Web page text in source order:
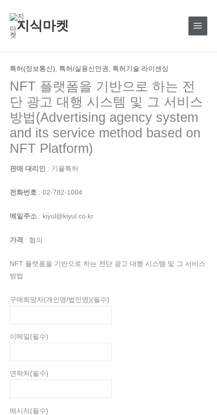
건
지식마켓
특허(정보통신), 특허/실용신안권 , 특허기술 라이센싱
NFT 플랫폼을 기반으로 하는 전
단 광고 대행 시스템 및 그 서비스
방법(Advertising agency system
and its service method based on
NFT Platform)
판매 대리인 : 기율특허
전화번호 : 02-782-1004
메일주소 : kiyul@kiyul.co.kr
가격 : 협의
NFT 플랫폼을 기반으로 하는 전단 광고 대행 시스템 및 그 서비스
방법
구매희망자(개인명/법인명)(필수)
이메일 (필수)
연락처 (필수)
메시지 (필수)